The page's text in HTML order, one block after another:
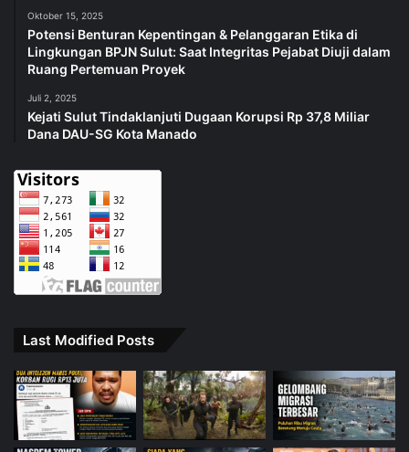
Oktober 15, 2025
Potensi Benturan Kepentingan & Pelanggaran Etika di
Lingkungan BPJN Sulut: Saat Integritas Pejabat Diuji dalam
Ruang Pertemuan Proyek
Juli 2, 2025
Kejati Sulut Tindaklanjuti Dugaan Korupsi Rp 37,8 Miliar
Dana DAU-SG Kota Manado
Last Modified Posts